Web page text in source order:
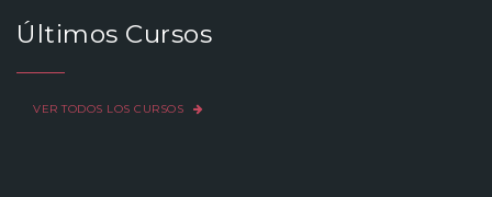
Últimos Cursos
VER TODOS LOS CURSOS